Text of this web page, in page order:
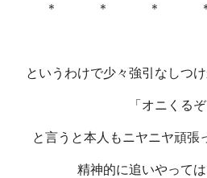
＊ ＊ ＊
というわけで少々強引なしつ
「オニくるぞ
と言うと本人もニヤニヤ頑張
精神的に追いやって